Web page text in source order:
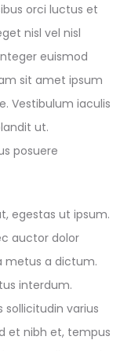
orci luctus et
nisl vel nisl
euismod
sit amet ipsum
Vestibulum iaculis
ut.
posuere
egestas ut ipsum.
auctor dolor
metus a dictum.
interdum.
varius
et nibh et, tempus